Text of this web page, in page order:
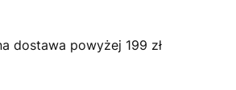
dostawa powyżej 199 zł